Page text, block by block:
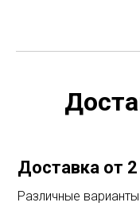
Доставка от
Различные